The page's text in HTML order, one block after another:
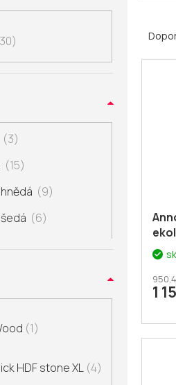
3
15
9
6
šedá 3
5
hnědá, černá 2
1
HDF stone XL 4
a
V
250
1